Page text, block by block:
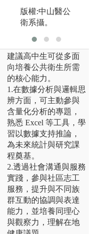
版權:中山醫公
衛系攝。
建議高中生可從多面
向培養公共衛生所需
的核心能力。
1.在數據分析與邏輯思
辨方面，可主動參與
含量化分析的專題，
熟悉 Excel 等工具，學
習以數據支持推論，
為未來統計與研究課
程奠基。
2.透過社會溝通與服務
實踐，參與社區志工
服務，提升與不同族
群互動的協調與表達
能力，並培養同理心
與觀察力，理解在地